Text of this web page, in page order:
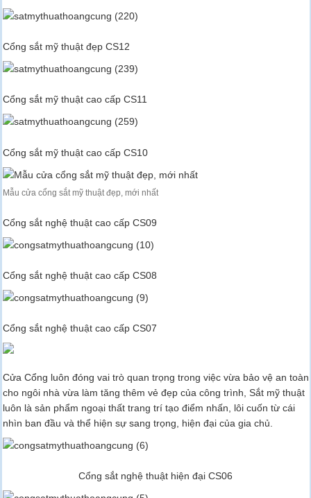
Cổng sắt mỹ thuật đẹp CS12
Cổng sắt mỹ thuật cao cấp CS11
Cổng sắt mỹ thuật cao cấp CS10
Mẫu cửa cổng sắt mỹ thuật đẹp, mới nhất
Cổng sắt nghệ thuật cao cấp CS09
Cổng sắt nghệ thuật cao cấp CS08
Cổng sắt nghệ thuật cao cấp CS07
Cửa Cổng luôn đóng vai trò quan trọng trong việc vừa bảo vệ an toàn
cho ngôi nhà vừa làm tăng thêm vẻ đẹp của công trình, Sắt mỹ thuật
luôn là sản phẩm ngoại thất trang trí tạo điểm nhấn, lôi cuốn từ cái
nhìn ban đầu và thể hiện sự sang trọng, hiện đại của gia chủ.
Cổng sắt nghệ thuật hiện đại CS06